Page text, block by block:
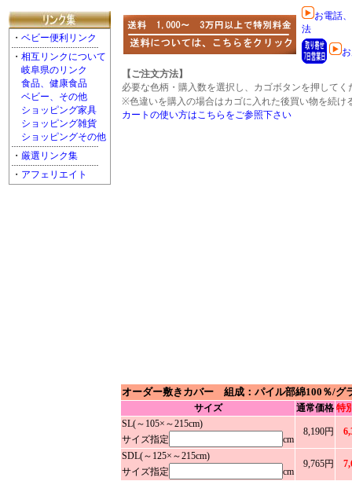
・ ベビー便利リンク
・ 相互リンクについて
岐阜県のリンク
食品、健康食品
ベビー、その他
ショッピング家具
ショッピング雑貨
ショッピングその他
・ 厳選リンク集
・ アフェリエイト
お電話
法
【ご注文方法】
必要な色柄・購入数を選択し、カゴボタンを押して
※色違いを購入の場合はカゴに入れた後買い物を続け
カートの使い方はこちらをご参照下さい
オーダー敷きカバー 組成：パイル部綿100％/
サイズ 通常価格 特
SL(～105×～215cm)
サイズ指定
cm
8,190円
SDL(～125×～215cm)
サイズ指定
cm
9,765円